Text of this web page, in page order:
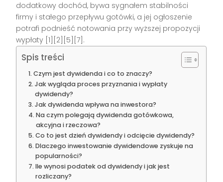
dodatkowy dochód, bywa sygnałem stabilności
firmy i stałego przepływu gotówki, a jej ogłoszenie
potrafi podnieść notowania przy wyższej propozycji
wypłaty [1][2][5][7].
Spis treści
Czym jest dywidenda i co to znaczy?
Jak wygląda proces przyznania i wypłaty
dywidendy?
Jak dywidenda wpływa na inwestora?
Na czym polegają dywidenda gotówkowa,
akcyjna i rzeczowa?
Co to jest dzień dywidendy i odcięcie dywidendy?
Dlaczego inwestowanie dywidendowe zyskuje na
popularności?
Ile wynosi podatek od dywidendy i jak jest
rozliczany?